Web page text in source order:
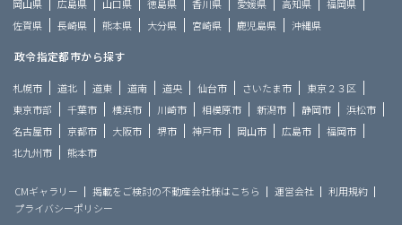
岡山県
広島県 山口県 徳島県 香川県 愛媛県 高知県
福岡県
佐賀県
長崎県 熊本県 大分県 宮崎県 鹿児島県 沖縄県
政令指定都市から探す
札幌市 道北 道東 道南 道央 仙台市 さいたま市
東京２３区
東京市部
千葉市 横浜市 川崎市 相模原市 新潟市 静岡市
浜松市
名古屋市
京都市 大阪市 堺市 神戸市 岡山市 広島市
福岡市
北九州市
熊本市
CMギャラリー 掲載をご検討の不動産会社様はこちら 運営会社
利用規約
プライバシーポリシー